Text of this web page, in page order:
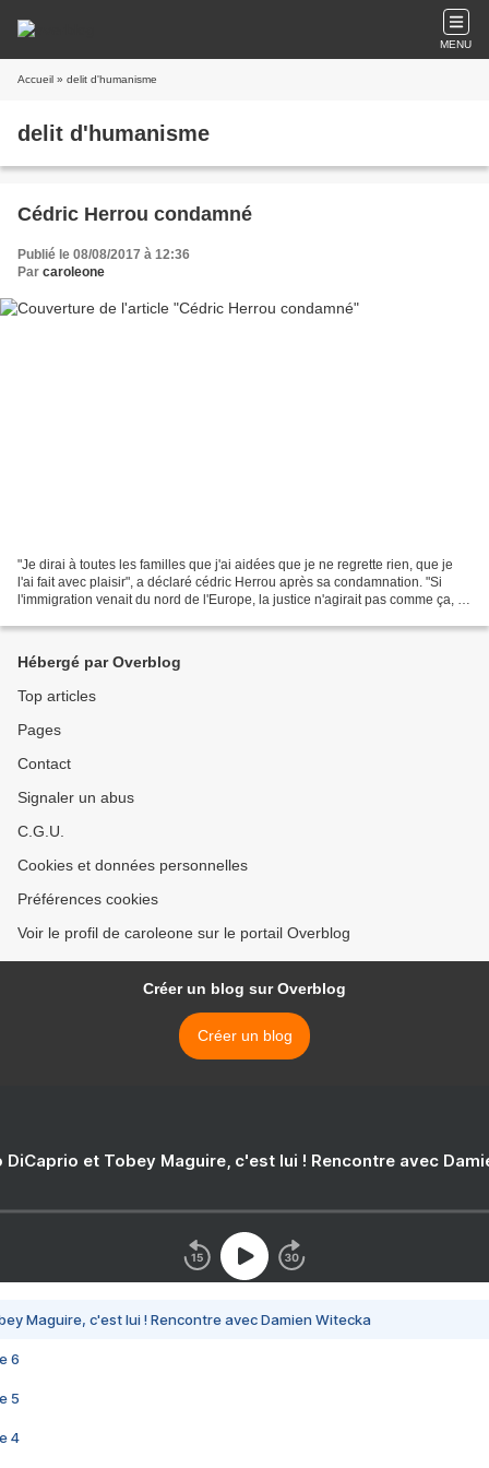
MENU
Accueil » delit d'humanisme
delit d'humanisme
Cédric Herrou condamné
Publié le 08/08/2017 à 12:36
Par caroleone
"Je dirai à toutes les familles que j'ai aidées que je ne regrette rien, que je
l'ai fait avec plaisir", a déclaré cédric Herrou après sa condamnation. "Si
l'immigration venait du nord de l'Europe, la justice n'agirait pas comme ça, il
Hébergé par Overblog
Top articles
Pages
Contact
Signaler un abus
C.G.U.
Cookies et données personnelles
Préférences cookies
Voir le profil de caroleone sur le portail Overblog
Créer un blog sur Overblog
Créer un blog
DiCaprio et Tobey Maguire, c'est lui ! Rencontre avec
Maguire, c'est lui ! Rencontre avec Damien Witecka
6
5
4